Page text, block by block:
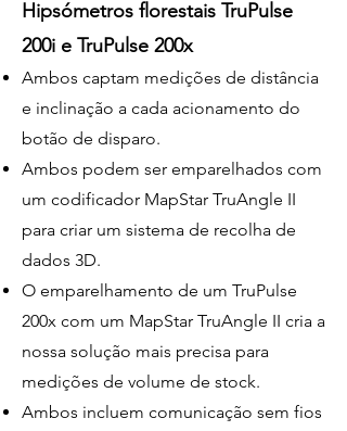
Hipsómetros florestais TruPulse
200i e TruPulse 200x
Ambos captam medições de distância
e inclinação a cada acionamento do
botão de disparo.
Ambos podem ser emparelhados com
um codificador MapStar TruAngle II
para criar um sistema de recolha de
dados 3D.
O emparelhamento de um TruPulse
200x com um MapStar TruAngle II cria a
nossa solução mais precisa para
medições de volume de stock.
Ambos incluem comunicação sem fios